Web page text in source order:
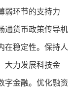
弱环节的支持力
通货币政策传导机
在稳定性。保持人
大力发展科技金
字金融。优化融资